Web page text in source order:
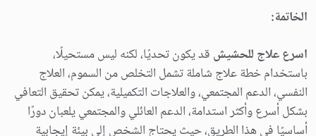
الخاتمة:
اسرع علاج للحشيش قد يكون تحديًا، لكنه ليس مستحيلًا،
باستخدام خطة علاج شاملة تشمل التخلص من السموم، العلاج
النفسي، الدعم المجتمعي، والعلاجات التكميلية، يمكن تحقيق التعافي
بشكل أسرع وأكثر استدامة، الدعم العائلي والمجتمعي يلعبان دورًا
أساسيًا في هذا الطريق، حيث يحتاج الشخص إلى بيئة إيجابية